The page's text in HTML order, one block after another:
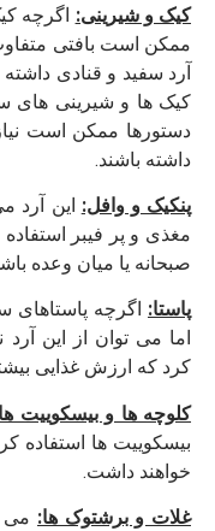
کیک و شیرینی: اگرچه
ممکن است بافتی
آرد سفید و قنادی داشته
کیک ‌ها و شیرینی‌ های
دستورها ممکن است
داشته باشند.
پنکیک و وافل: این آرد
مغذی و پر فیبر
صبحانه یا میان ‌وعده
پاستا: اگرچه پاستاهای
اما می ‌توان از این آرد
کرد که ارزش غذایی
کلوچه‌ ها و بیسکوییت
بیسکوییت ‌ها استفاده
خواهند داشت.
غلات و برشتوک ‌ها: می